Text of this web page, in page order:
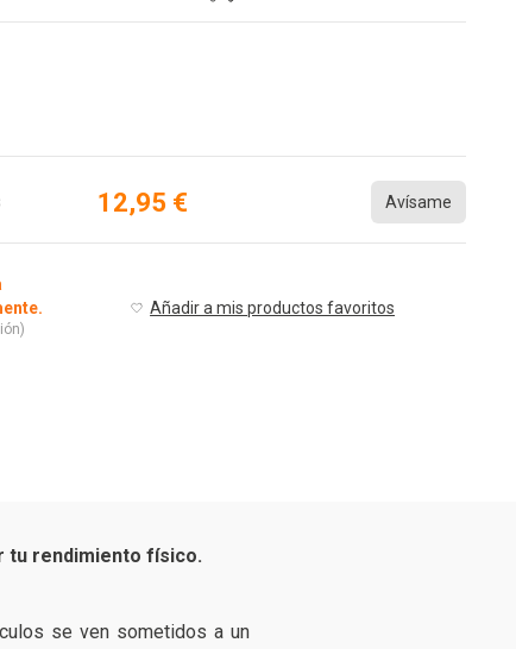
12,95 € Avísame
Añadir a mis productos favoritos
tu rendimiento físico.
se ven sometidos a un